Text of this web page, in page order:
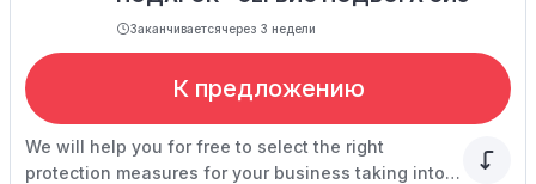
Заканчиваетсячерез 3 недели
К предложению
We will help you for free to select the right
protection measures for your business taking into